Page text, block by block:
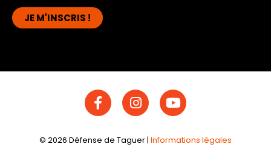
© 2026 Défense de Taguer| Informations légales
a
c
b
n
s
a
o
u
u